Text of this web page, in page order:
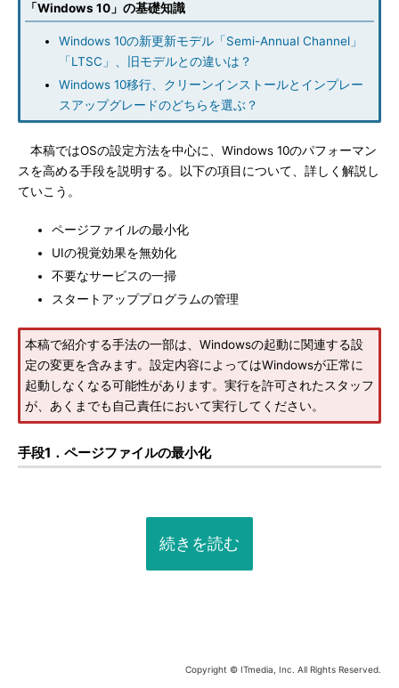
「Windows 10」の基礎知識
Windows 10の新更新モデル「Semi-Annual Channel」
「LTSC」、旧モデルとの違いは？
Windows 10移行、クリーンインストールとインプレー
スアップグレードのどちらを選ぶ？
本稿ではOSの設定方法を中心に、Windows 10のパフォーマン
スを高める手段を説明する。以下の項目について、詳しく解説し
ていこう。
ページファイルの最小化
UIの視覚効果を無効化
不要なサービスの一掃
スタートアッププログラムの管理
本稿で紹介する手法の一部は、Windowsの起動に関連する設
定の変更を含みます。設定内容によってはWindowsが正常に
起動しなくなる可能性があります。実行を許可されたスタッフ
が、あくまでも自己責任において実行してください。
手段1．ページファイルの最小化
続きを読む
Copyright © ITmedia, Inc. All Rights Reserved.